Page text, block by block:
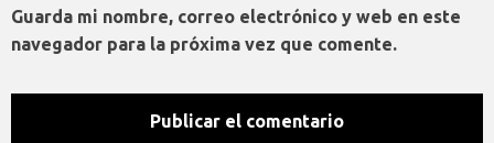
Guarda mi nombre, correo electrónico y web en este
navegador para la próxima vez que comente.